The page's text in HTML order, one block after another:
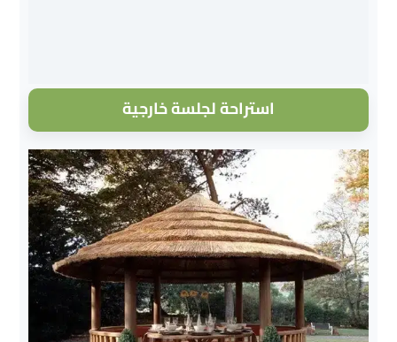
استراحة لجلسة خارجية